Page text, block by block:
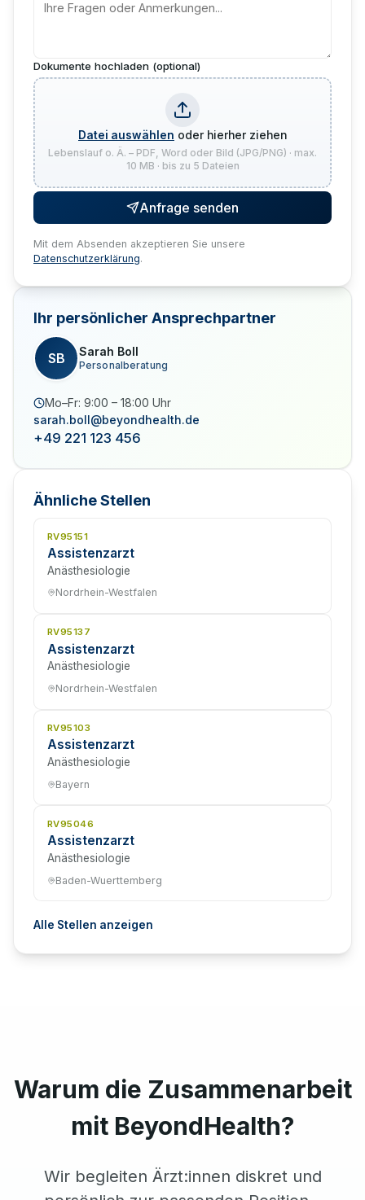
Dokumente hochladen (optional)
Datei auswählen oder hierher ziehen
Lebenslauf o. Ä. – PDF, Word oder Bild (JPG/PNG) · max.
10 MB · bis zu 5 Dateien
Anfrage senden
Mit dem Absenden akzeptieren Sie unsere
Datenschutzerklärung.
Ihr persönlicher Ansprechpartner
SB Sarah Boll
Personalberatung
Mo–Fr: 9:00 – 18:00 Uhr
sarah.boll@beyondhealth.de
+49 221 123 456
Ähnliche Stellen
RV95151
Assistenzarzt
Anästhesiologie
Nordrhein-Westfalen
RV95137
Assistenzarzt
Anästhesiologie
Nordrhein-Westfalen
RV95103
Assistenzarzt
Anästhesiologie
Bayern
RV95046
Assistenzarzt
Anästhesiologie
Baden-Wuerttemberg
Alle Stellen anzeigen
Warum die Zusammenarbeit
mit BeyondHealth?
Wir begleiten Ärzt:innen diskret und